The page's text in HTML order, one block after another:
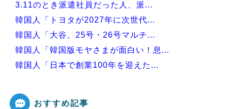
3.11のとき派遣社員だった人、派...
韓国人「トヨタが2027年に次世代...
韓国人「大谷、25号・26号マルチ...
韓国人「韓国版モヤさまが面白い！息...
韓国人「日本で創業100年を迎えた...
おすすめ記事